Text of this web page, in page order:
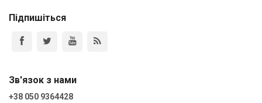
Підпишіться
Зв'язок з нами
+38 050 9364428